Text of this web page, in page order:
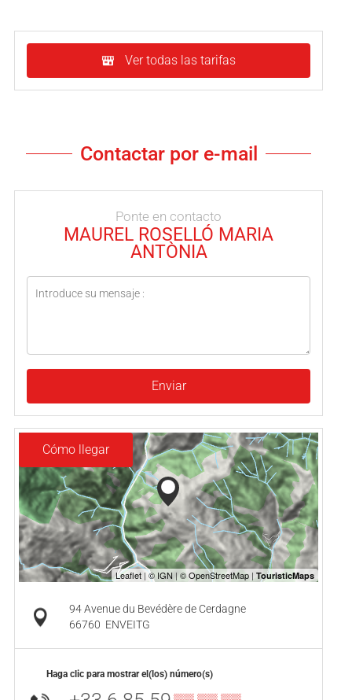
Ver todas las tarifas
Contactar por e-mail
Ponte en contacto
MAUREL ROSELLÓ MARIA
ANTÒNIA
Enviar
Cómo llegar
94 Avenue du Bevédère de Cerdagne
66760 ENVEITG
Haga clic para mostrar el(los) número(s)